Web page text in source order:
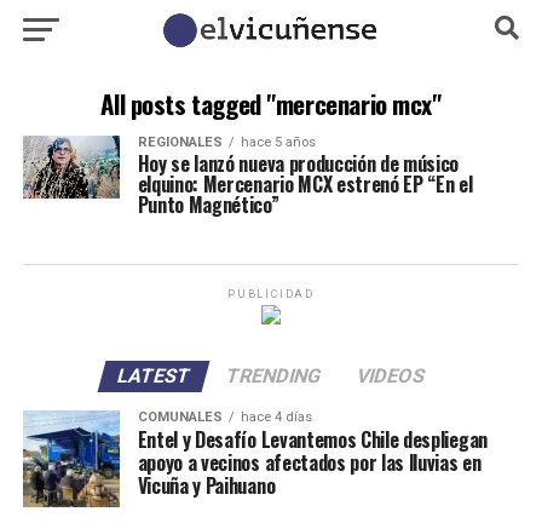
All posts tagged "mercenario mcx"
REGIONALES hace 5 años
Hoy se lanzó nueva producción de músico
elquino: Mercenario MCX estrenó EP “En el
Punto Magnético”
PUBLICIDAD
LATEST TRENDING VIDEOS
COMUNALES hace 4 días
Entel y Desafío Levantemos Chile despliegan
apoyo a vecinos afectados por las lluvias en
Vicuña y Paihuano